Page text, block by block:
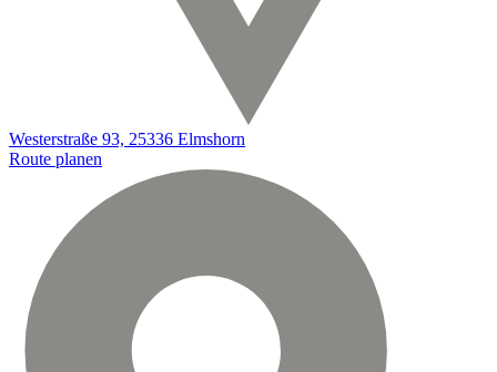
Westerstraße 93, 25336 Elmshorn
Route planen